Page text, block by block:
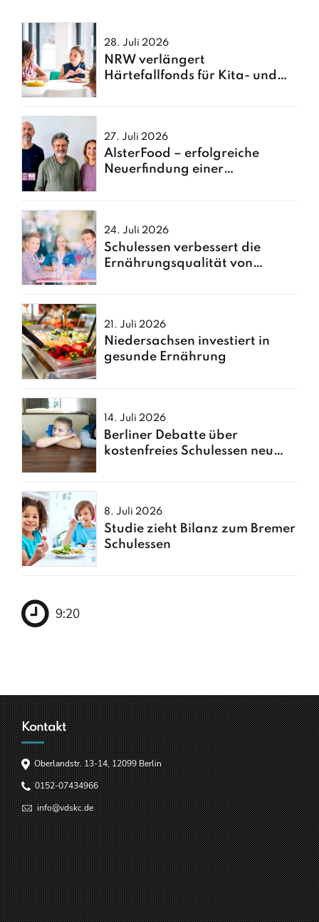
28. Juli 2026
NRW verlängert
Härtefallfonds für Kita- und
27. Juli 2026
AlsterFood – erfolgreiche
Neuerfindung einer
24. Juli 2026
Schulessen verbessert die
Ernährungsqualität von
21. Juli 2026
Niedersachsen investiert in
gesunde Ernährung
14. Juli 2026
Berliner Debatte über
kostenfreies Schulessen neu
8. Juli 2026
Studie zieht Bilanz zum Bremer
Schulessen
9:20
Kontakt
Oberlandstr. 13-14, 12099 Berlin
0152-07434966
info@vdskc.de